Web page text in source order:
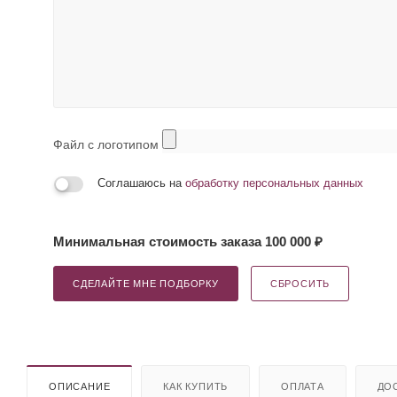
Файл с логотипом
Соглашаюсь на обработку персональных данных
Минимальная стоимость заказа 100 000 ₽
СДЕЛАЙТЕ МНЕ ПОДБОРКУ СБРОСИТЬ
ОПИСАНИЕ КАК КУПИТЬ ОПЛАТА